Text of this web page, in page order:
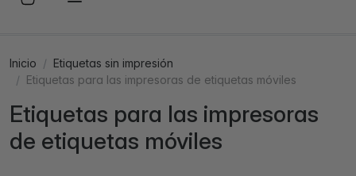
Inicio
Etiquetas sin impresión
Etiquetas para las impresoras de etiquetas móviles
Etiquetas para las impresoras
de etiquetas móviles